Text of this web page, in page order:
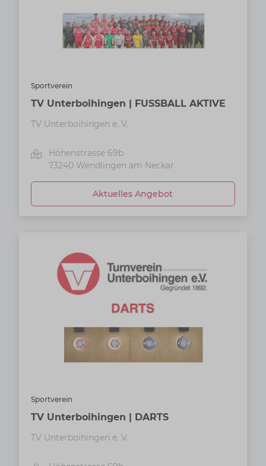
Sportverein
TV Unterboihingen | FUSSBALL AKTIVE
TV Unterboihingen e. V.
Höhenstrasse 69b
73240 Wendlingen am Neckar
Aktuelles Angebot
Sportverein
TV Unterboihingen | DARTS
TV Unterboihingen e. V.